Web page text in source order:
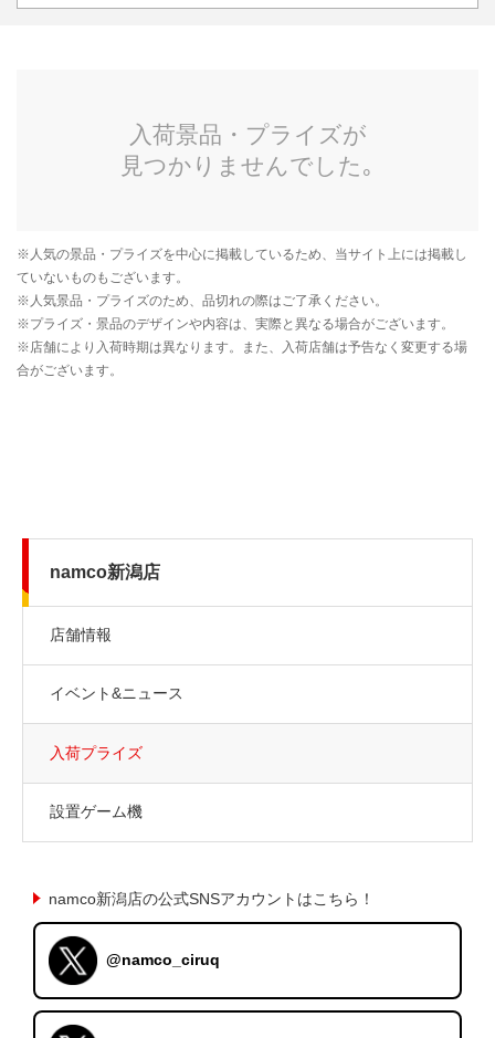
namco新潟店
店舗情報
イベント&ニュース
入荷プライズ
設置ゲーム機
namco新潟店の公式SNSアカウントはこちら！
@namco_ciruq